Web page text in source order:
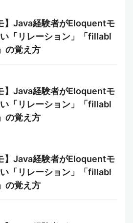
】Java経験者がEloquentモ
「リレーション」「fillabl
の覚え方
】Java経験者がEloquentモ
「リレーション」「fillabl
の覚え方
】Java経験者がEloquentモ
「リレーション」「fillabl
の覚え方